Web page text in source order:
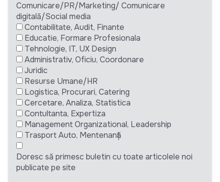
Comunicare/PR/Marketing/ Comunicare
digitală/Social media
Contabilitate, Audit, Finante
Educatie, Formare Profesionala
Tehnologie, IT, UX Design
Administrativ, Oficiu, Coordonare
Juridic
Resurse Umane/HR
Logistica, Procurari, Catering
Cercetare, Analiza, Statistica
Contultanta, Expertiza
Management Organizational, Leadership
Trasport Auto, Mentenanță
Doresc să primesc buletin cu toate articolele noi
publicate pe site